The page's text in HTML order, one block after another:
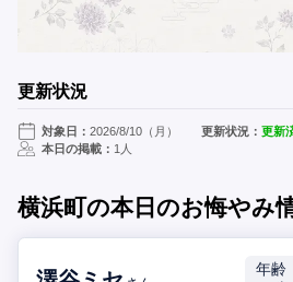
更新状況
対象日： 2026/8/10（月） 更新状況：更新
本日の掲載： 1人
横浜町の本日のお悔やみ
年齢